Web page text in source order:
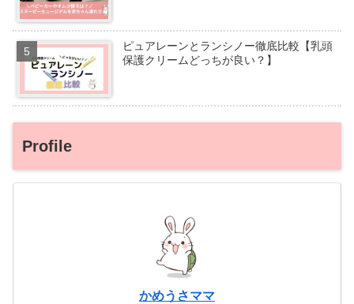
ピュアレーンとランシノー徹底比較【乳頭
保護クリームどっちが良い？】
Profile
かめうさママ